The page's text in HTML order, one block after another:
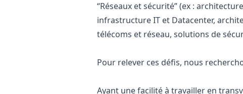
“Réseaux et sécurité” (ex :
infrastructure IT et Datacenter,
télécoms et réseau, solutions de
Pour relever ces défis, nous
Ayant une facilité à travailler en